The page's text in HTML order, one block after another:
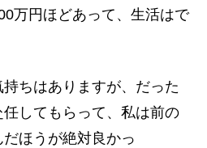
万円ほどあって、生活はで
ちはありますが、だった
してもらって、私は前の
ほうが絶対良かっ